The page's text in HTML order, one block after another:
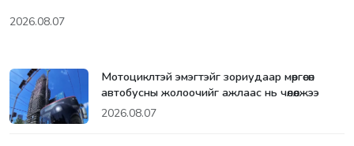
2026.08.07
Мотоциклтэй эмэгтэйг зориудаар мөргөсөн
автобусны жолоочийг ажлаас нь чөлөөлжээ
2026.08.07